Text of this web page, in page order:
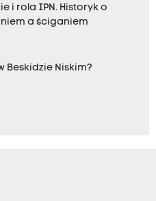
i rola IPN. Historyk o
a ściganiem
Beskidzie Niskim?